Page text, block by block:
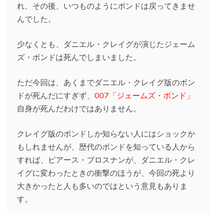
れ、その後、いつものようにボンドは戻ってきませ
んでした。
少なくとも、ダニエル・クレイグが演じたジェーム
ズ・ボンドは死んでしまいました。
ただ今回は、あくまでダニエル・クレイグ版のボン
ドが死んだにすぎず、 007「ジェームズ・ボンド」
自身が死んだわけではありません。
クレイグ版のボンドしか知らない人にはショックか
もしれませんが、歴代のボンドを知っている人から
すれば、ピアース・ブロスナンが、ダニエル・クレ
イグに変わったときの衝撃のほうが、今回の死より
大きかったと人も多いのではという意見もありま
す。